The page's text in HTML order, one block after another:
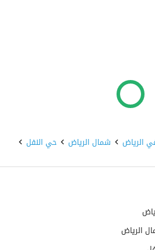
الرياض شمال الرياض حي النفل
الرياض